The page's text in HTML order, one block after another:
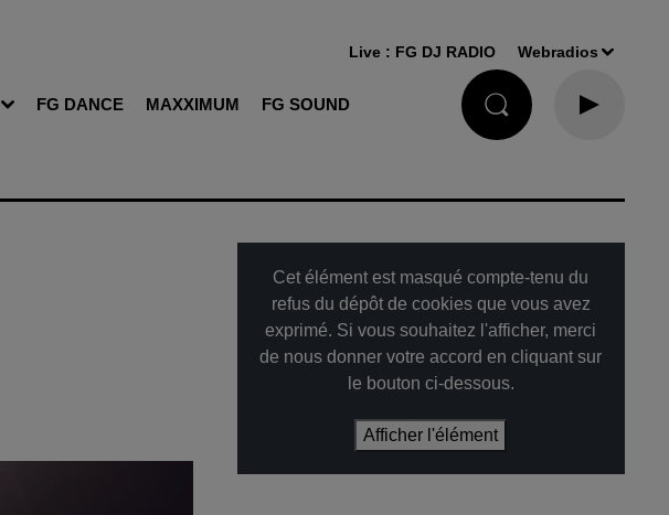
FG DANCE MAXXIMUM FG SOUND
Live : FG DJ RADIO Webradios
Cet élément est masqué compte-tenu du
refus du dépôt de cookies que vous avez
exprimé. Si vous souhaitez l'afficher, merci
de nous donner votre accord en cliquant sur
le bouton ci-dessous.
Afficher l'élément